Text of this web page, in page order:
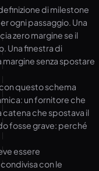
di milestone
ogni passaggio. Una
zero margine se il
Una finestra di
senza spostare
questo schema
un fornitore che
catena che spostava il
fosse grave: perché
essere
con le